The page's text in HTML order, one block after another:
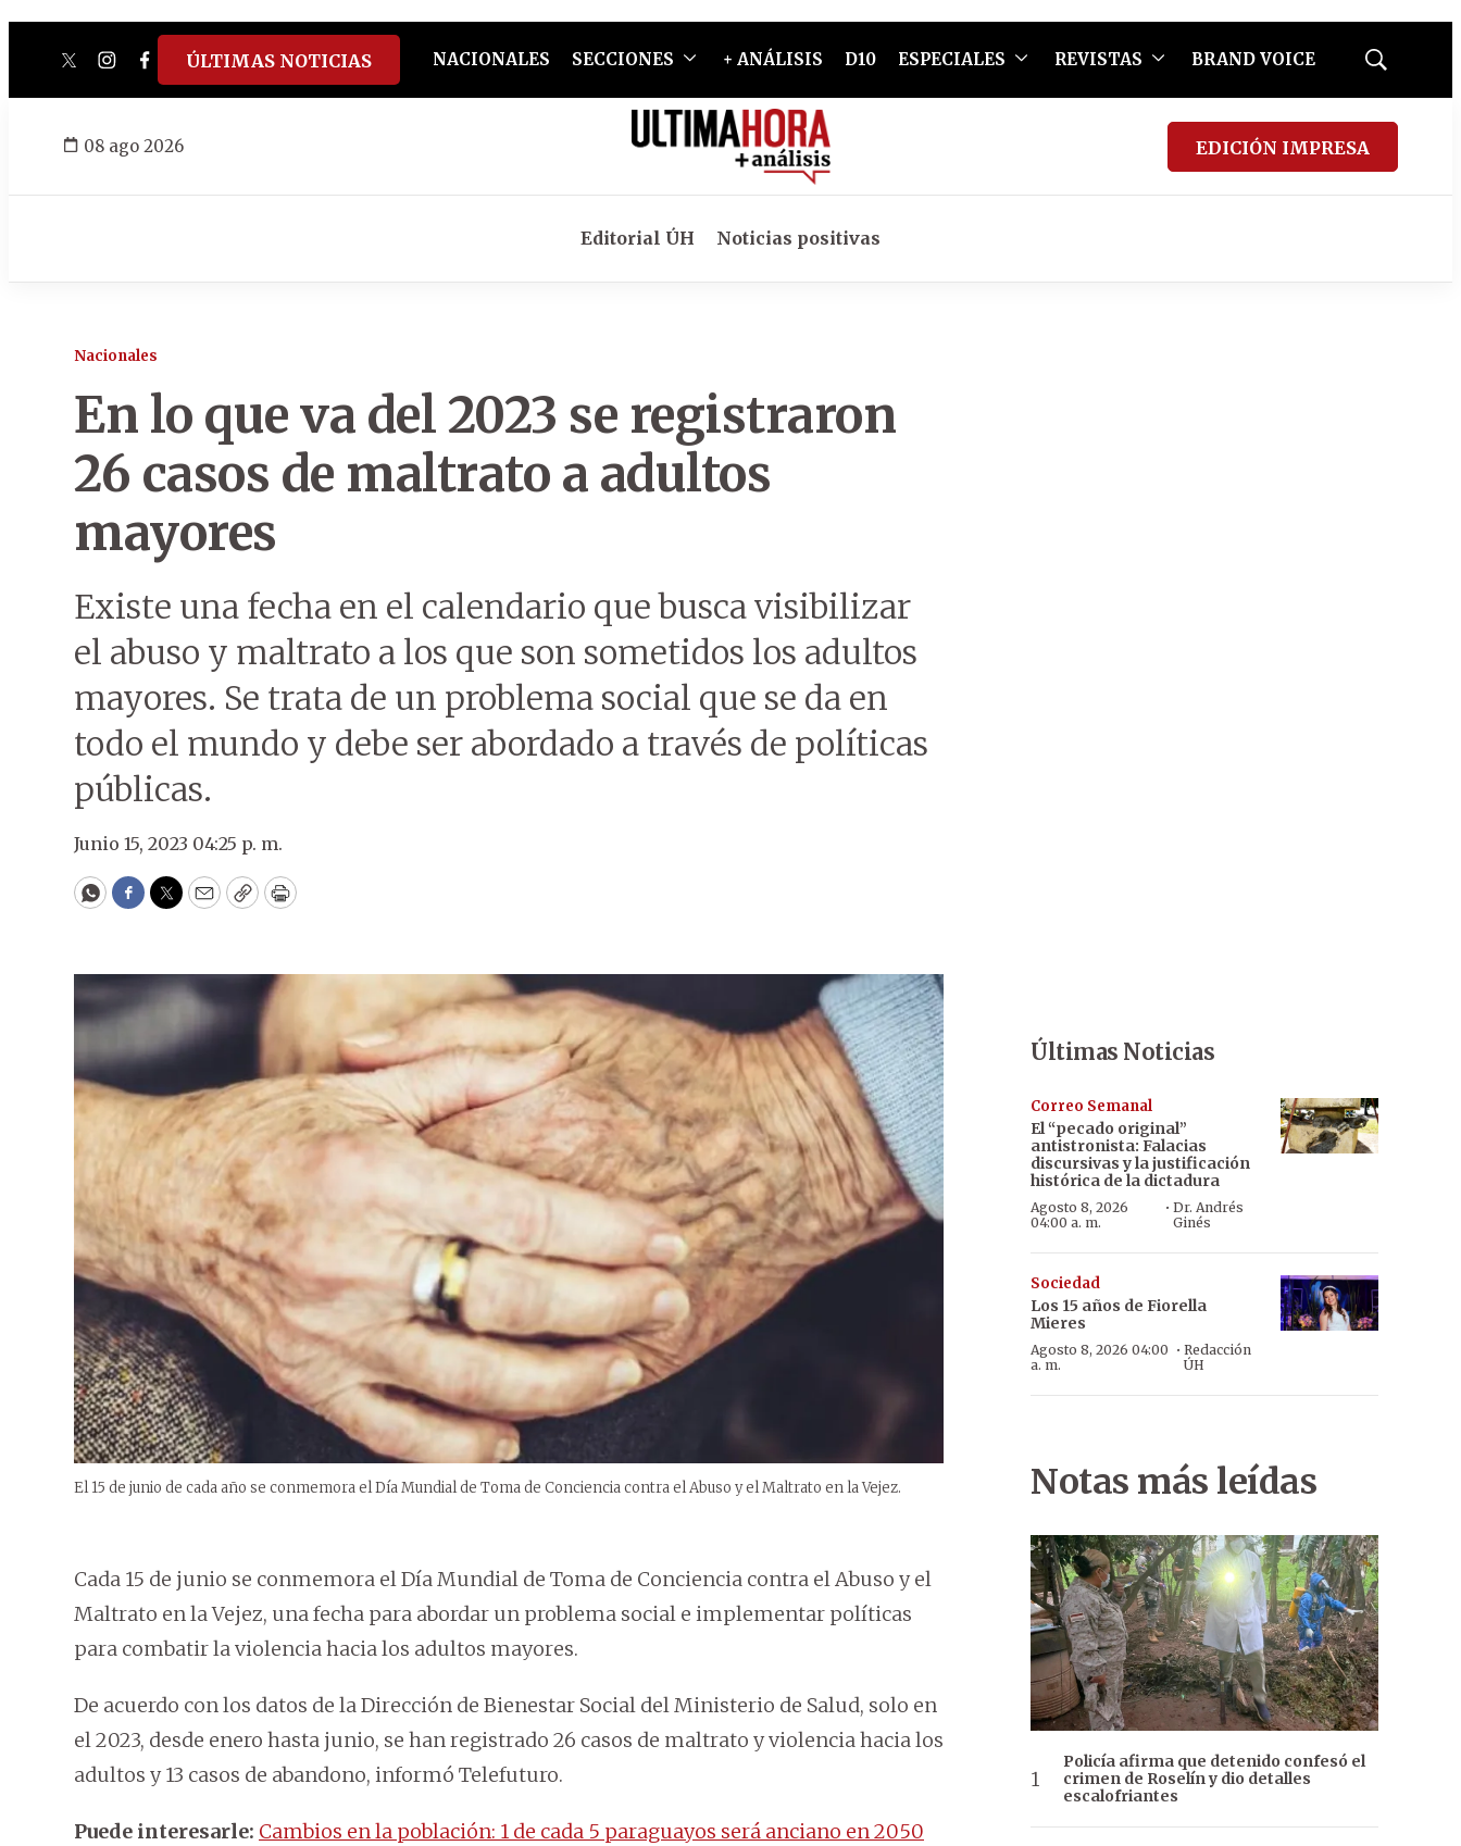
twitterinstagram
facebook
tiktokyoutube
spotify
ÚLTIMAS NOTICIAS NACIONALES SECCIONES + ANÁLISIS D10 ESPECIALES REVISTAS BRAND VOICE
Mostrar
08 ago 2026 EDICIÓN IMPRESA
Editorial ÚH Noticias positivas
Nacionales
En lo que va del 2023 se registraron
26 casos de maltrato a adultos
mayores
Existe una fecha en el calendario que busca visibilizar
el abuso y maltrato a los que son sometidos los adultos
mayores. Se trata de un problema social que se da en
todo el mundo y debe ser abordado a través de políticas
públicas.
Junio 15, 2023 04:25 p. m.
WhatsApp
Facebook
Twitter
EmailCopyPrint
El 15 de junio de cada año se conmemora el Día Mundial de Toma de Conciencia contra el Abuso y el Maltrato en la Vejez.
Cada 15 de junio se conmemora el Día Mundial de Toma de Conciencia contra el Abuso y el
Maltrato en la Vejez, una fecha para abordar un problema social e implementar políticas
para combatir la violencia hacia los adultos mayores.
De acuerdo con los datos de la Dirección de Bienestar Social del Ministerio de Salud, solo en
el 2023, desde enero hasta junio, se han registrado 26 casos de maltrato y violencia hacia los
adultos y 13 casos de abandono, informó Telefuturo.
Puede interesarle: Cambios en la población: 1 de cada 5 paraguayos será anciano en 2050
Últimas Noticias
Correo Semanal
El “pecado original”
antistronista: Falacias
discursivas y la justificación
histórica de la dictadura
Agosto 8, 2026
04:00 a. m.
·Dr. Andrés
Ginés
Sociedad
Los 15 años de Fiorella
Mieres
Agosto 8, 2026 04:00
a. m.
· Redacción
ÚH
Notas más leídas
Policía afirma que detenido confesó el
crimen de Roselín y dio detalles
escalofriantes